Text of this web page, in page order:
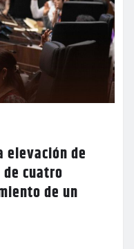
elevación de
cuatro
de un